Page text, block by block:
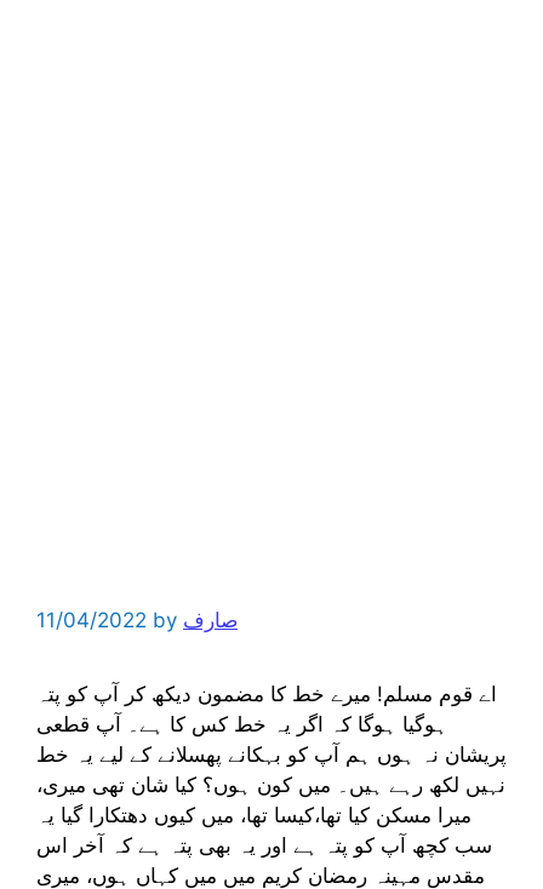
11/04/2022 by صارف
اے قوم مسلم! میرے خط کا مضمون دیکھ کر آپ کو پتہ
ہوگیا ہوگا کہ اگر یہ خط کس کا ہے۔ آپ قطعی
پریشان نہ ہوں ہم آپ کو بہکانے پھسلانے کے لیے یہ خط
نہیں لکھ رہے ہیں۔ میں کون ہوں؟ کیا شان تھی میری،
میرا مسکن کیا تھا،کیسا تھا، میں کیوں دھتکارا گیا یہ
سب کچھ آپ کو پتہ ہے اور یہ بھی پتہ ہے کہ آخر اس
مقدس مہینہ رمضان کریم میں میں کہاں ہوں، میری